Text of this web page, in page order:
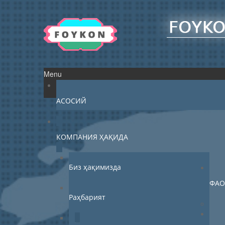
Menu
АСОСИЙ
КОМПАНИЯ ҲАҚИДА
Биз ҳақимизда
Раҳбарият